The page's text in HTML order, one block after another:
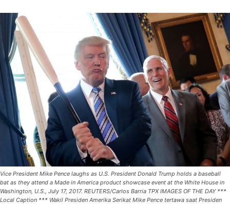
Vice President Mike Pence laughs as U.S. President Donald Trump holds a baseball
bat as they attend a Made in America product showcase event at the White House in
Washington, U.S., July 17, 2017. REUTERS/Carlos Barria TPX IMAGES OF THE DAY ***
Local Caption *** Wakil Presiden Amerika Serikat Mike Pence tertawa saat Presiden